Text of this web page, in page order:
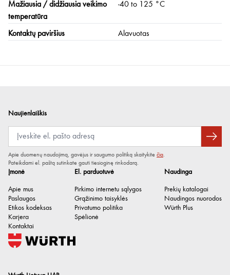
Mažiausia / didžiausia veikimo
temperatūra
-40 to 125 °C
Kontaktų paviršius Alavuotas
Įmonė
Apie mus
Paslaugos
Etikos kodeksas
Karjera
Kontaktai
El. parduotuvė
Pirkimo internetu sąlygos
Grąžinimo taisyklės
Privatumo politika
Spėlionė
Naudinga
Prekių katalogai
Naudingos nuorodos
Würth Plus
Naujienlaiškis
Apie duomenų naudojimą, gavėjus ir saugumo politiką skaitykite čia.
Pateikdami el. paštą sutinkate gauti tiesioginę rinkodarą.